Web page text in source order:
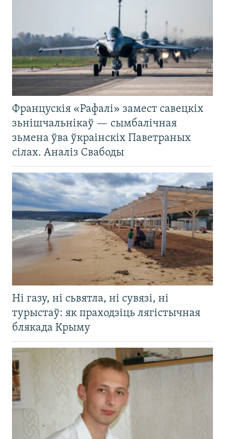
Францускія «Рафалі» замест савецкіх
зьнішчальнікаў — сымбалічная
зьмена ўва ўкраінскіх Паветраных
сілах. Аналіз Свабоды
Ні газу, ні сьвятла, ні сувязі, ні
турыстаў: як праходзіць лягістычная
блякада Крыму